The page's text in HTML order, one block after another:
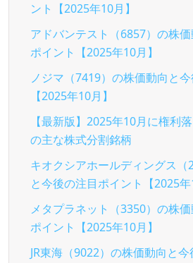
ント【2025年10月】
アドバンテスト（6857）の株
ポイント【2025年10月】
ノジマ（7419）の株価動向と
【2025年10月】
【最新版】2025年10月に権利
の主な株式分割銘柄
キオクシアホールディングス（
と今後の注目ポイント【2025年
メタプラネット（3350）の株
ポイント【2025年10月】
JR東海（9022）の株価動向と